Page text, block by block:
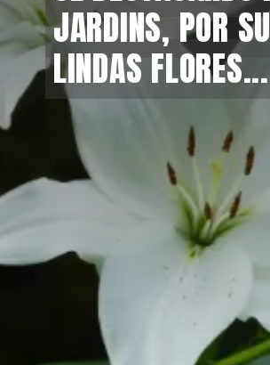
JARDINS, POR
LINDAS FLORES...
JARDINS, POR
LINDAS FLORES...